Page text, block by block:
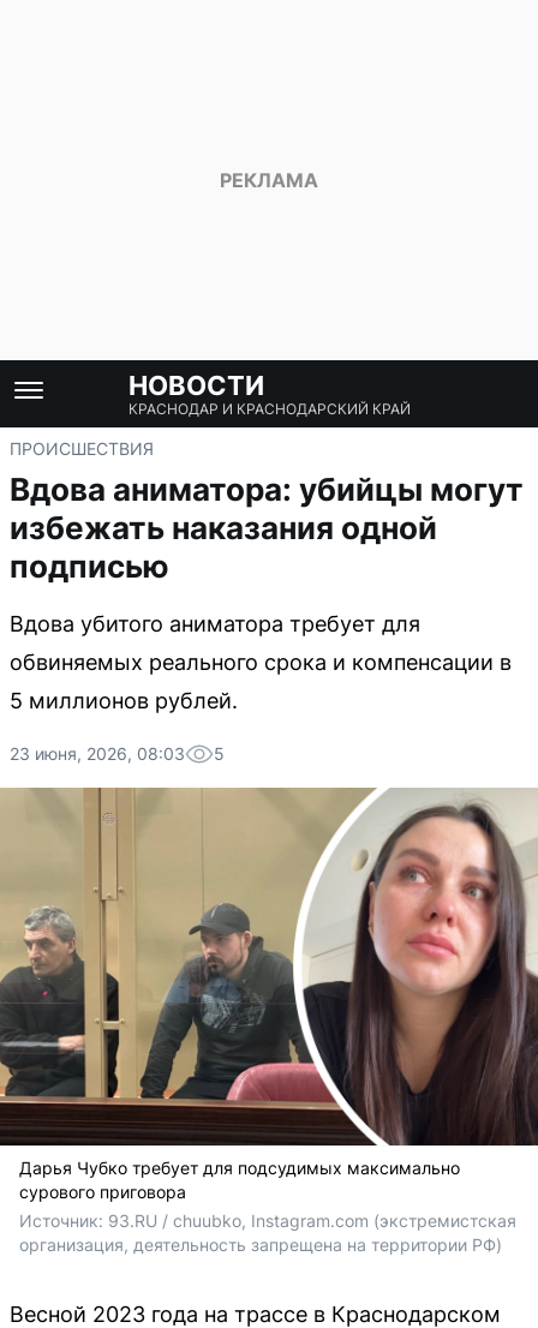
НОВОСТИ
КРАСНОДАР И КРАСНОДАРСКИЙ КРАЙ
ПРОИСШЕСТВИЯ
Вдова аниматора: убийцы могут
избежать наказания одной
подписью
Вдова убитого аниматора требует для
обвиняемых реального срока и компенсации в
5 миллионов рублей.
23 июня, 2026, 08:03 5
Дарья Чубко требует для подсудимых максимально
сурового приговора
Источник: 93.RU / chuubko, Instagram.com (экстремистская
организация, деятельность запрещена на территории РФ)
Весной 2023 года на трассе в Краснодарском